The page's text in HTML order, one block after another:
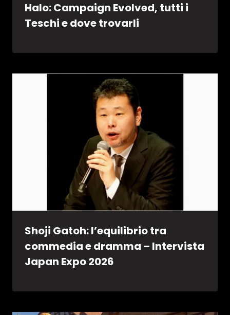
Halo: Campaign Evolved, tutti i
Teschi e dove trovarli
Shoji Gatoh: l’equilibrio tra
commedia e dramma – Intervista
Japan Expo 2026